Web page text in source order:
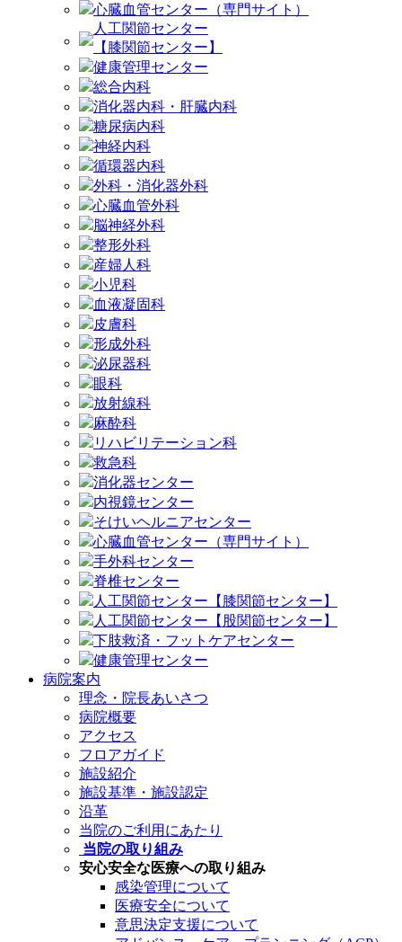
心臓血管センター（専門サイト）
人工関節センター
【膝関節センター】
健康管理センター
総合内科
消化器内科・肝臓内科
糖尿病内科
神経内科
循環器内科
外科・消化器外科
心臓血管外科
脳神経外科
整形外科
産婦人科
小児科
血液凝固科
皮膚科
形成外科
泌尿器科
眼科
放射線科
麻酔科
リハビリテーション科
救急科
消化器センター
内視鏡センター
そけいヘルニアセンター
心臓血管センター（専門サイト）
手外科センター
脊椎センター
人工関節センター【膝関節センター】
人工関節センター【股関節センター】
下肢救済・フットケアセンター
健康管理センター
病院案内
理念・院長あいさつ
病院概要
アクセス
フロアガイド
施設紹介
施設基準・施設認定
沿革
当院のご利用にあたり
当院の取り組み
安心安全な医療への取り組み
感染管理について
医療安全について
意思決定支援について